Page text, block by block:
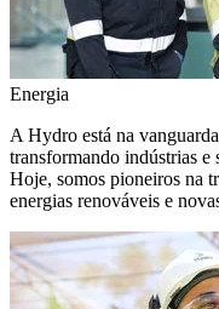
Energia
A Hydro está na
transformando indústrias e
Hoje, somos pioneiros na
energias renováveis e